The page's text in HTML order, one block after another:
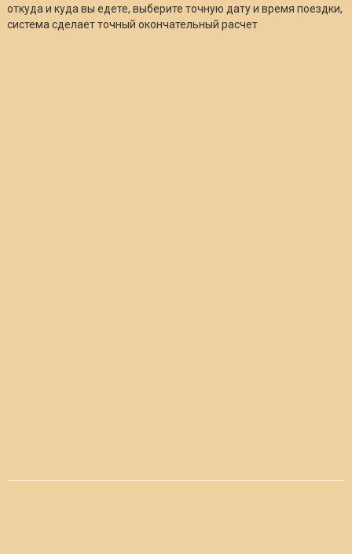
откуда и куда вы едете, выберите точную дату и время поездки,
система сделает точный окончательный расчет